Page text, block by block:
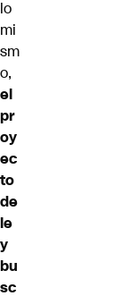
lo
mi
sm
o,
el
pr
oy
ec
to
de
le
y
bu
sc